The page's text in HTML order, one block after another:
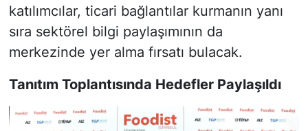
katılımcılar, ticari bağlantılar kurmanın yanı
sıra sektörel bilgi paylaşımının da
merkezinde yer alma fırsatı bulacak.
Tanıtım Toplantısında Hedefler Paylaşıldı